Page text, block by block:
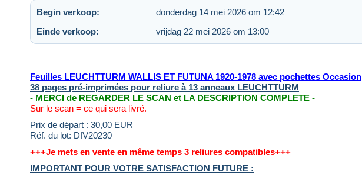
Begin verkoop: donderdag 14 mei 2026 om 12:42
Einde verkoop:
vrijdag 22 mei 2026 om 13:00
Feuilles LEUCHTTURM WALLIS ET FUTUNA 1920-1978 avec pochettes Occasion
38 pages pré-imprimées pour reliure à 13 anneaux LEUCHTTURM
- MERCI de REGARDER LE SCAN et LA DESCRIPTION COMPLETE -
Sur le scan = ce qui sera livré.
Prix de départ : 30,00 EUR
Réf. du lot: DIV20230
+++Je mets en vente en même temps 3 reliures compatibles+++
IMPORTANT POUR VOTRE SATISFACTION FUTURE :